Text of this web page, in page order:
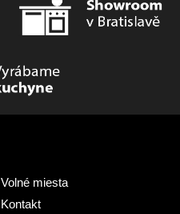
Volné miesta
Kontakt